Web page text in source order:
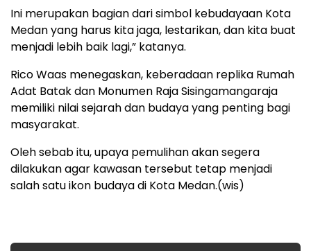
Ini merupakan bagian dari simbol kebudayaan Kota
Medan yang harus kita jaga, lestarikan, dan kita buat
menjadi lebih baik lagi,” katanya.
Rico Waas menegaskan, keberadaan replika Rumah
Adat Batak dan Monumen Raja Sisingamangaraja
memiliki nilai sejarah dan budaya yang penting bagi
masyarakat.
Oleh sebab itu, upaya pemulihan akan segera
dilakukan agar kawasan tersebut tetap menjadi
salah satu ikon budaya di Kota Medan.(wis)